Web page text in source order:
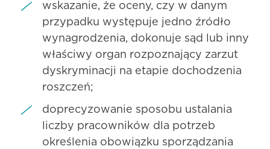
wskazanie, że oceny, czy w danym
przypadku występuje jedno źródło
wynagrodzenia, dokonuje sąd lub inny
właściwy organ rozpoznający zarzut
dyskryminacji na etapie dochodzenia
roszczeń;
doprecyzowanie sposobu ustalania
liczby pracowników dla potrzeb
określenia obowiązku sporządzania